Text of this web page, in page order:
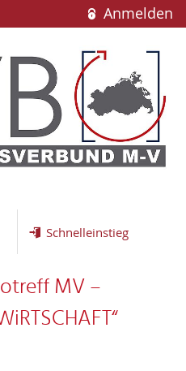
Anmelden
Schnelleinstieg
MV –